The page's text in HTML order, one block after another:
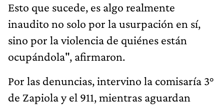
Esto que sucede, es algo realmente
inaudito no solo por la usurpación en sí,
sino por la violencia de quiénes están
ocupándola", afirmaron.
Por las denuncias, intervino la comisaría 3°
de Zapiola y el 911, mientras aguardan